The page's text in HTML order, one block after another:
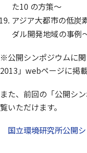
た10 の方策～
アジア大都市の低炭
ダル開発地域の事例
※公開シンポジウムに
2013」webページに掲載
また、前回の「公開シ
覧いただけます。
国立環境研究所公開